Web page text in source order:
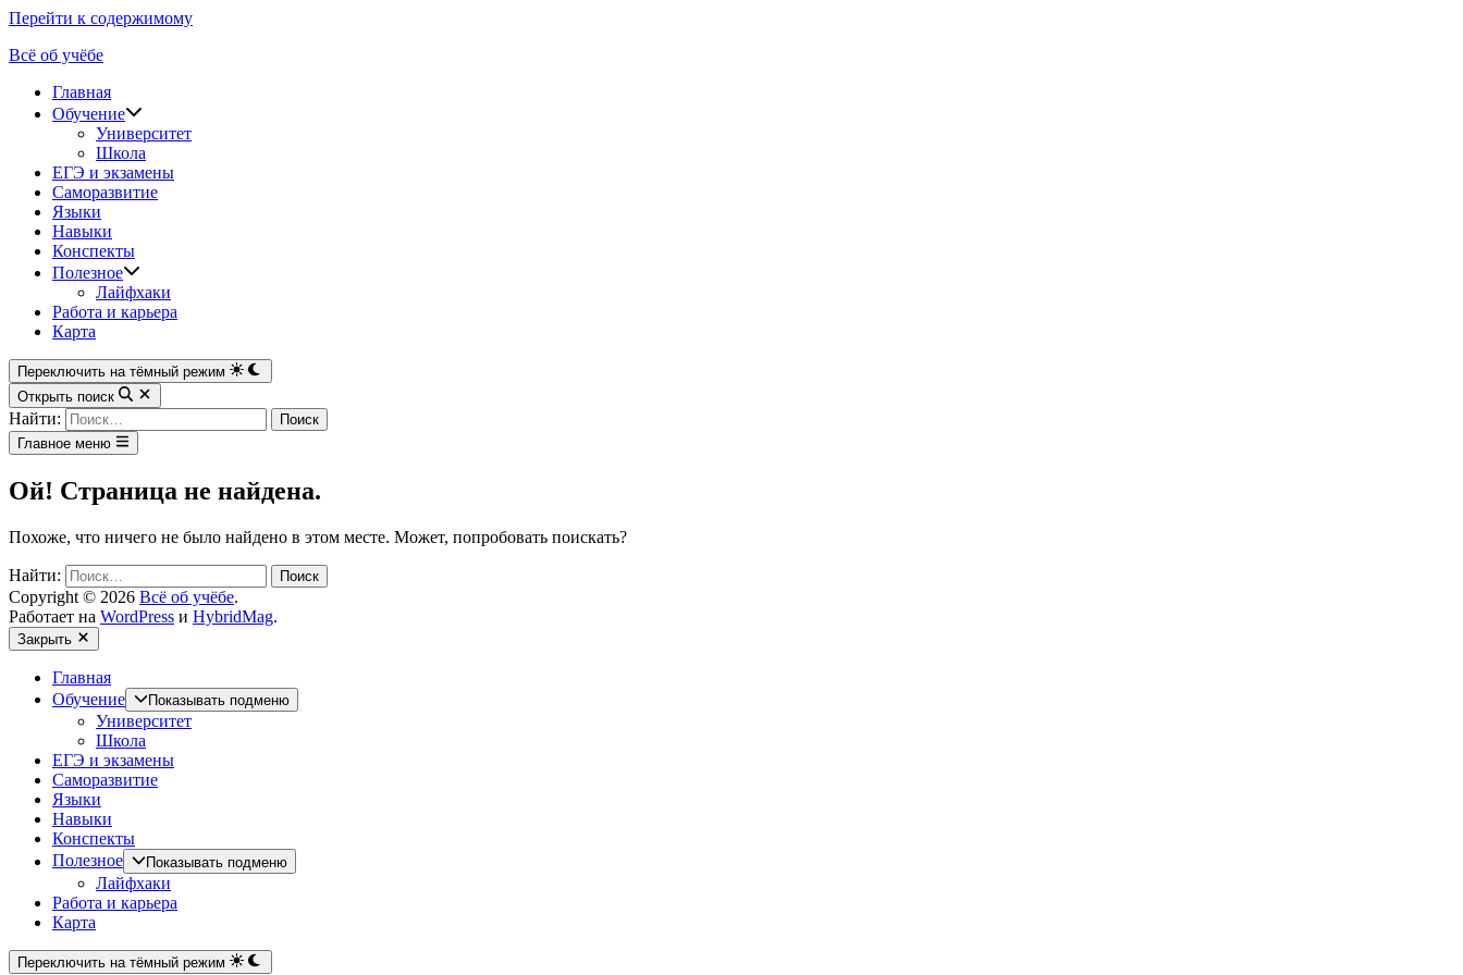
Перейти к содержимому
Всё об учёбе
Главная
Обучение
Университет
Школа
ЕГЭ и экзамены
Саморазвитие
Языки
Навыки
Конспекты
Полезное
Лайфхаки
Работа и карьера
Карта
Переключить на тёмный режим
Открыть поиск
Найти:
Главное меню
Ой! Страница не найдена.
Похоже, что ничего не было найдено в этом месте. Может, попробовать поискать?
Найти:
Copyright © 2026 Всё об учёбе.
Работает на WordPress и HybridMag.
Закрыть
Главная
Обучение
Показывать подменю
Университет
Школа
ЕГЭ и экзамены
Саморазвитие
Языки
Навыки
Конспекты
Полезное
Показывать подменю
Лайфхаки
Работа и карьера
Карта
Переключить на тёмный режим